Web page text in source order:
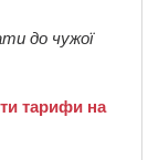
до чужої
тарифи на